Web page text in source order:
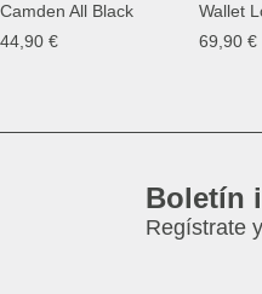
Camden All Black
44,90 €
Wallet
69,90 €
Boletín
Regístrate